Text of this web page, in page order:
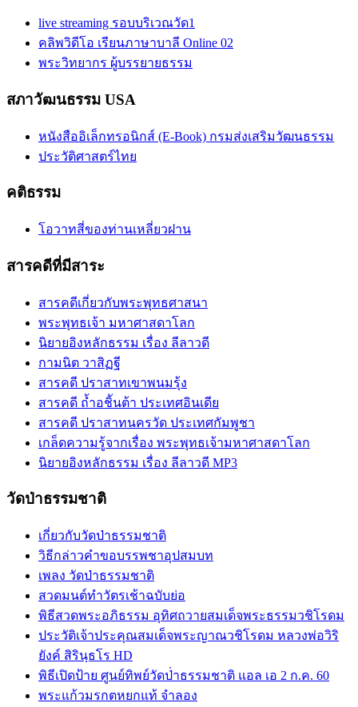
live streaming รอบบริเวณวัด1
คลิพวิดีโอ เรียนภาษาบาลี Online 02
พระวิทยากร ผู้บรรยายธรรม
สภาวัฒนธรรม USA
หนังสืออิเล็กทรอนิกส์ (E-Book) กรมส่งเสริมวัฒนธรรม
ประวัติศาสตร์ไทย
คติธรรม
โอวาทสี่ของท่านเหลี่ยวฝาน
สารคดีที่มีสาระ
สารคดีเกี่ยวกับพระพุทธศาสนา
พระพุทธเจ้า มหาศาสดาโลก
นิยายอิงหลักธรรม เรื่อง ลีลาวดี
กามนิต วาสิฏฐี
สารคดี ปราสาทเขาพนมรุ้ง
สารคดี ถ้ำอชิันต้า ประเทศอินเดีย
สารคดี ปราสาทนครวัด ประเทศกัมพูชา
เกล็ดความรู้จากเรื่อง พระพุทธเจ้ามหาศาสดาโลก
นิยายอิงหลักธรรม เรื่อง ลีลาวดี MP3
วัดป่าธรรมชาติ
เกี่ยวกับวัดป่าธรรมชาติ
วิธีกล่าวคำขอบรรพชาอุปสมบท
เพลง วัดป่าธรรมชาติ
สวดมนต์ทำวัตรเช้าฉบับย่อ
พิธีสวดพระอภิธรรม อุทิศถวายสมเด็จพระธรรมวชิโรดม
ประวัติเจ้าประคุณสมเด็จพระญาณวชิโรดม หลวงพ่อวิริ
ยังค์ สิรินฺธโร HD
พิธีเปิดป้าย ศูนย์ทิพย์วัดป่่าธรรมชาติ แอล เอ 2 ก.ค. 60
พระแก้วมรกตหยกแท้ จำลอง